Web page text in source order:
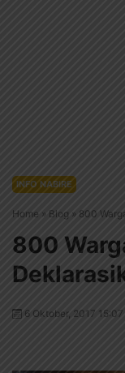
INFO NABIRE
Home » Blog » 800
800
6 Oktober, 2017 15:07